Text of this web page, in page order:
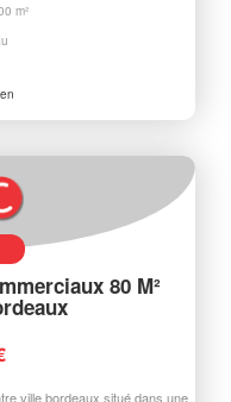
m²
80 M²
ville bordeaux situé dans une